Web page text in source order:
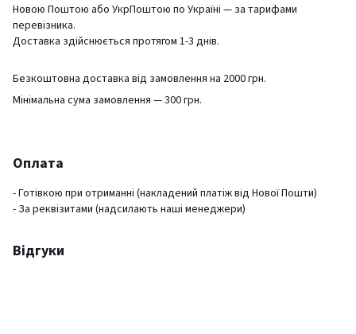
Новою Поштою або УкрПоштою по Україні — за тарифами
перевізника.
Доставка здійснюється протягом 1-3 днів.
Безкоштовна доставка від замовлення на 2000 грн.
Мінімальна сума замовлення — 300 грн.
Оплата
- Готівкою при отриманні (накладений платіж від Нової Пошти)
- За реквізитами (надсилають наші менеджери)
Відгуки